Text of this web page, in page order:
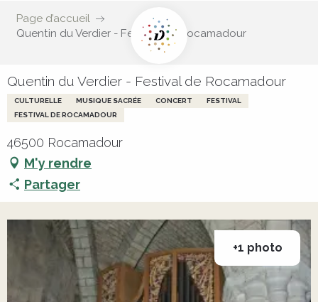
Page d’accueil
Quentin du Verdier - Festival de Rocamadour
Quentin du Verdier - Festival de Rocamadour
CULTURELLE MUSIQUE SACRÉE CONCERT
FESTIVAL
FESTIVAL DE ROCAMADOUR
46500 Rocamadour
M'y rendre
Partager
+1 photo